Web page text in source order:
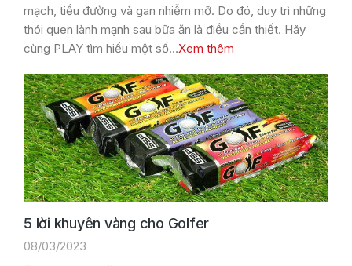
mạch, tiểu đường và gan nhiễm mỡ. Do đó, duy trì những
thói quen lành mạnh sau bữa ăn là điều cần thiết. Hãy
cùng PLAY tìm hiểu một số…Xem thêm
5 lời khuyên vàng cho Golfer
08/03/2023